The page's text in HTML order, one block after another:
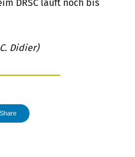
DRSC läuft noch bis
Didier)
Share